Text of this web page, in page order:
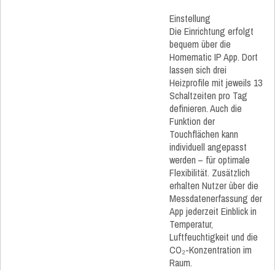
Einstellung
Die Einrichtung erfolgt
bequem über die
Homematic IP App. Dort
lassen sich drei
Heizprofile mit jeweils 13
Schaltzeiten pro Tag
definieren. Auch die
Funktion der
Touchflächen kann
individuell angepasst
werden – für optimale
Flexibilität. Zusätzlich
erhalten Nutzer über die
Messdatenerfassung der
App jederzeit Einblick in
Temperatur,
Luftfeuchtigkeit und die
CO₂-Konzentration im
Raum.